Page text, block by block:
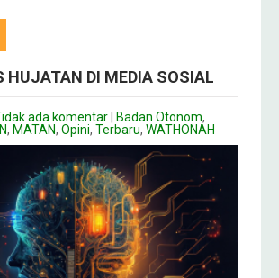
HUJATAN DI MEDIA SOSIAL
ada komentar Badan Otonom,
, MATAN, Opini, Terbaru, WATHONAH